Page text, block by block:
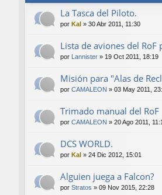
La Tasca del Piloto.
por Kal » 30 Abr 2011, 11:30
Lista de aviones del RoF
por Lannister » 19 Oct 2011, 18:19
Misión para "Alas de
por CAMALEON » 03 May 2011,
Trimado manual del RoF
por CAMALEON » 20 Ago 2011,
DCS WORLD.
por Kal » 24 Dic 2012, 15:01
Alguien juega a Falcon?
por Stratos » 09 Nov 2015, 22:28